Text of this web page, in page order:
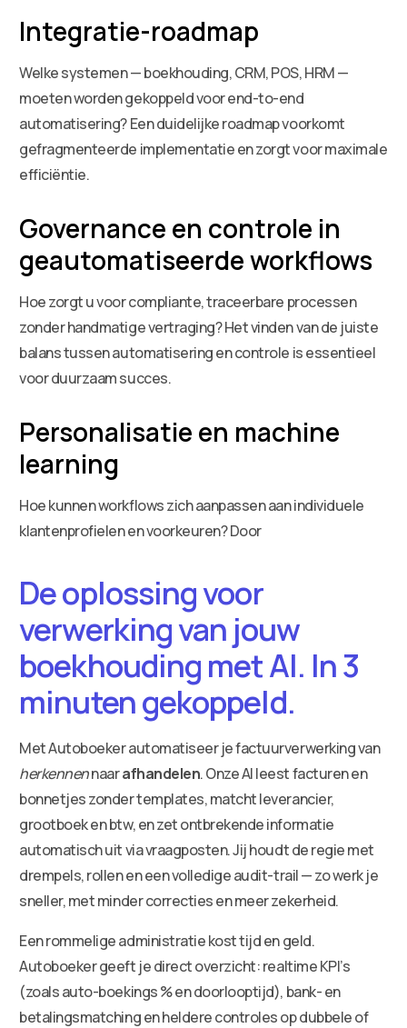
Integratie-roadmap
Welke systemen — boekhouding, CRM, POS, HRM —
moeten worden gekoppeld voor end-to-end
automatisering? Een duidelijke roadmap voorkomt
gefragmenteerde implementatie en zorgt voor maximale
efficiëntie.
Governance en controle in
geautomatiseerde workflows
Hoe zorgt u voor compliante, traceerbare processen
zonder handmatige vertraging? Het vinden van de juiste
balans tussen automatisering en controle is essentieel
voor duurzaam succes.
Personalisatie en machine
learning
Hoe kunnen workflows zich aanpassen aan individuele
klantenprofielen en voorkeuren? Door
De oplossing voor
verwerking van jouw
boekhouding met AI. In 3
minuten gekoppeld.
Met Autoboeker automatiseer je factuurverwerking van
herkennennaarafhandelen. Onze AI leest facturen en
bonnetjes zonder templates, matcht leverancier,
grootboek en btw, en zet ontbrekende informatie
automatisch uit via vraagposten. Jij houdt de regie met
drempels, rollen en een volledige audit-trail — zo werk je
sneller, met minder correcties en meer zekerheid.
Een rommelige administratie kost tijd en geld.
Autoboeker geeft je direct overzicht: realtime KPI’s
(zoals auto-boekings % en doorlooptijd), bank- en
betalingsmatching en heldere controles op dubbele of